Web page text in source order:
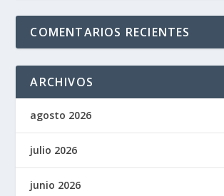
COMENTARIOS RECIENTES
ARCHIVOS
agosto 2026
julio 2026
junio 2026